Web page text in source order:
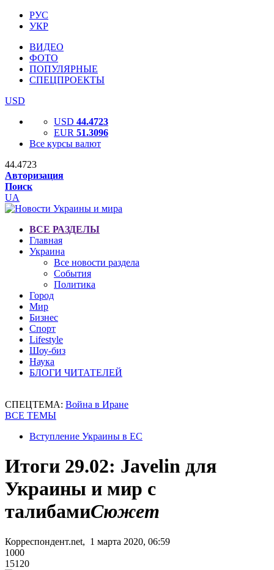
РУС
УКР
ВИДЕО
ФОТО
ПОПУЛЯРНЫЕ
СПЕЦПРОЕКТЫ
USD
USD 44.4723
EUR 51.3096
Все курсы валют
44.4723
Авторизация
Поиск
UA
ВСЕ РАЗДЕЛЫ
Главная
Украина
Все новости раздела
События
Политика
Город
Мир
Бизнес
Спорт
Lifestyle
Шоу-биз
Наука
БЛОГИ ЧИТАТЕЛЕЙ
СПЕЦТЕМА: Война в Иране
ВСЕ ТЕМЫ
Вступление Украины в ЕС
Итоги 29.02: Javelin для
Украины и мир с
талибамиСюжет
Корреспондент.net, 1 марта 2020, 06:59
1000
15120